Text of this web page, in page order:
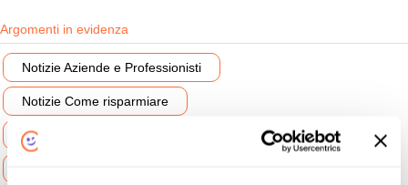
Argomenti in evidenza
Notizie Aziende e Professionisti
Notizie Come risparmiare
Notizie Consigli per gli acquisti